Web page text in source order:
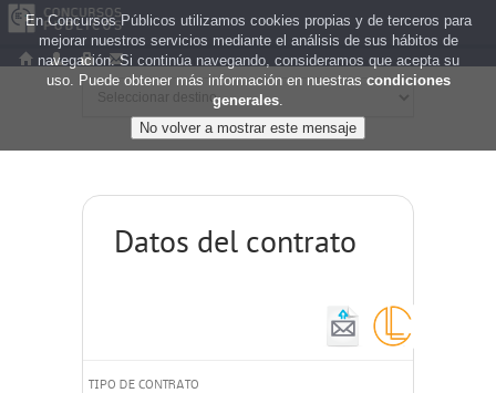
Datos del contrato
TIPO DE CONTRATO
En Concursos Públicos utilizamos cookies propias y de terceros para
mejorar nuestros servicios mediante el análisis de sus hábitos de
navegación. Si continúa navegando, consideramos que acepta su
uso. Puede obtener más información en nuestras condiciones
generales.